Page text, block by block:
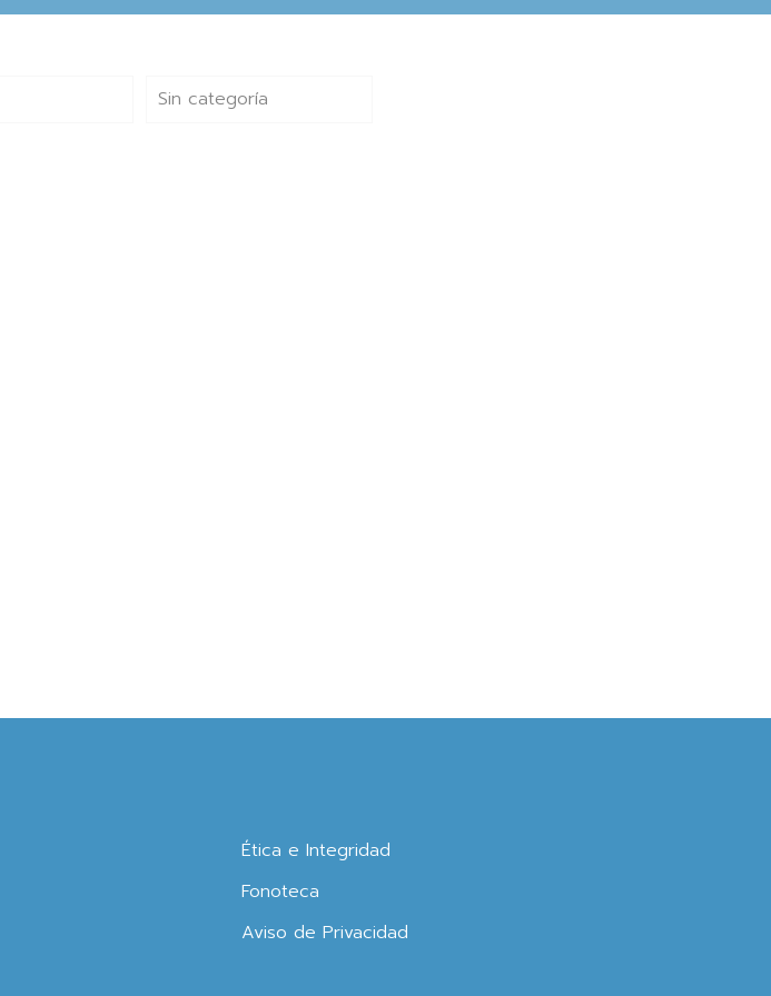
Sin categoría
Ética e Integridad
Fonoteca
Aviso de Privacidad